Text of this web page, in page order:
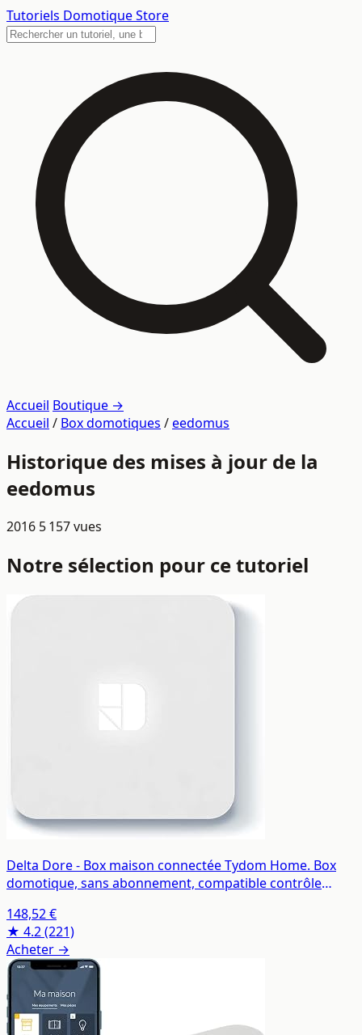
Tutoriels Domotique Store
Accueil Boutique →
Accueil / Box domotiques /eedomus
Historique des mises à jour de la
eedomus
2016 5 157 vues
Notre sélection pour ce tutoriel
Delta Dore - Box maison connectée Tydom Home. Box
domotique, sans abonnement, compatible contrôle
148,52 €
★ 4.2(221)
Acheter →